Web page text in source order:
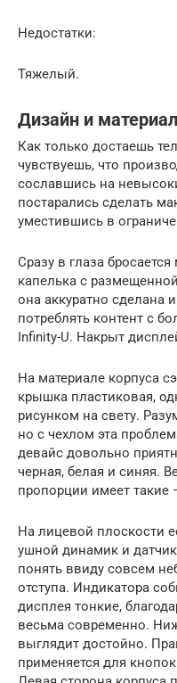
Недостатки:
Тяжелый.
Дизайн и
Как только достаешь
чувствуешь, что
сославшись на
постарались сделать
уместившись в
Сразу в глаза
капелька с
она аккуратно сделана
потреблять контент с
Infinity-U. Накрыт
На материале корпуса
крышка пластиковая,
рисунком на свету.
но с чехлом эта
девайс довольно
черная, белая и синяя.
пропорции имеет такие
На лицевой плоскости
ушной динамик и
понять ввиду совсем
отступа. Индикатора
дисплея тонкие,
весьма современно.
выглядит достойно.
применяется для